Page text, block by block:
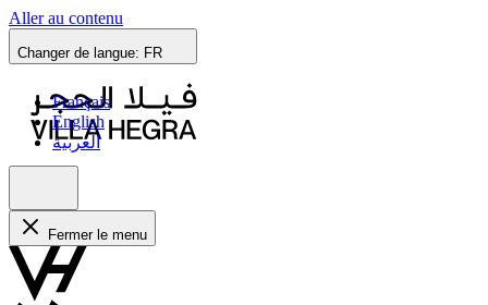
Aller au contenu
Changer de langue: FR
Français
English
العربية
Fermer le menu